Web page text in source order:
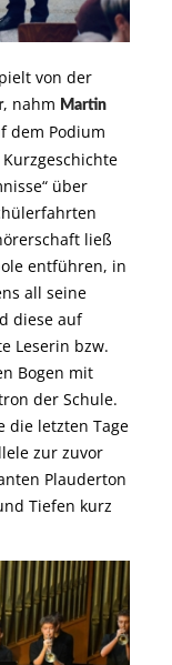
von der
, nahm Martin
dem Podium
über
ließ
entführen, in
all seine
diese auf
Leserin bzw.
Bogen mit
der Schule.
die letzten Tage
zur zuvor
Plauderton
Tiefen kurz